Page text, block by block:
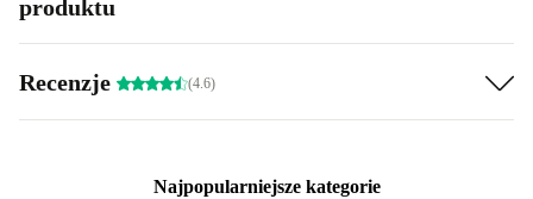
produktu
Recenzje (4.6)
Najpopularniejsze kategorie